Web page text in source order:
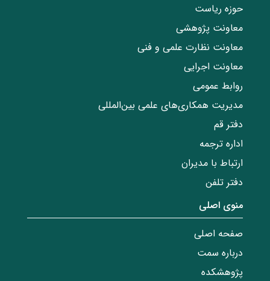
حوزه ریاست
معاونت پژوهشی
معاونت نظارت علمی و فنی
معاونت اجرایی
روابط عمومی
مدیریت همکاری‌های علمی بین‌المللی
دفتر قم
اداره ترجمه
ارتباط با مدیران
دفتر تلفن
منوی اصلی
صفحه اصلی
درباره سمت
پژوهشکده